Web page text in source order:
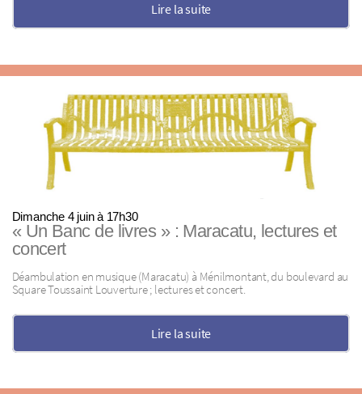
Lire la suite
Dimanche 4 juin à 17h30
« Un Banc de livres » : Maracatu, lectures et
concert
Déambulation en musique (Maracatu) à Ménilmontant, du boulevard au
Square Toussaint Louverture ; lectures et concert.
Lire la suite